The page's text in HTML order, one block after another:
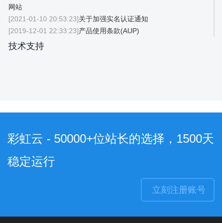
网站
[2021-01-10 20:53:23]关于加强实名认证通知
[2019-12-01 22:33:23]产品使用条款(AUP)
技术支持
彩虹云 - 50000+位站长的选择，1500天
稳定运行
立刻注册账号